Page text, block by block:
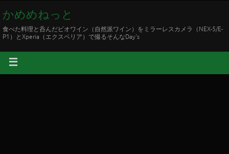
かめめねっと
食べた料理と呑んだビオワイン（自然派ワイン）をミラーレスカメラ（NEX-5/E-
P1）とXperia（エクスペリア）で撮るそんなDay's